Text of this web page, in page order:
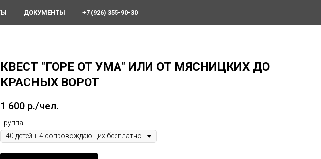
ДОКУМЕНТЫ +7 (926) 355-90-30
КВЕСТ "ГОРЕ ОТ УМА" ИЛИ ОТ МЯСНИЦКИХ ДО
КРАСНЫХ ВОРОТ
1 600 р./чел.
Группа